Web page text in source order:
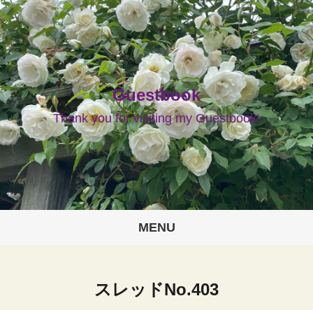
Guestbook
Thank you for visiting my Guestbook!
MENU
スレッドNo.403